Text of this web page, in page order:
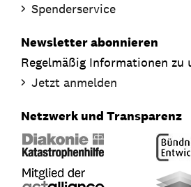
Spenderservice
Newsletter abonnieren
Regelmäßig Informationen zu
Jetzt anmelden
Netzwerk und Transparenz